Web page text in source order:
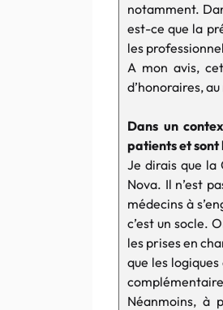
notamment.
est-ce que la
les
A mon avis,
d’honoraires,
Dans un
patients et sont
Je dirais que la
Nova. Il n’est
médecins à
c’est un socle.
les prises en
que les
Néanmoins, à